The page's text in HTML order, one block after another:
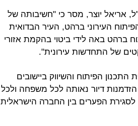
אריאל יוצר, מסר כי "חשיבותה של
העירוני ברהט, העיר הבדואית
ברהט באה לידי ביטוי בהקמת אזורי
של התחדשות עירונית".
הפיתוח והשיווק ביישובים
דיור נאותה לכל משפחה ולכל
לסגירת הפערים בין החברה הישראלית